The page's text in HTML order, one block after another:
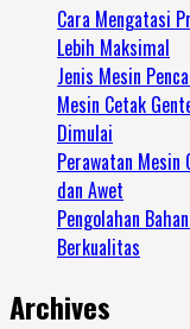
Cara Mengatasi
Lebih Maksimal
Jenis Mesin
Mesin Cetak
Dimulai
Perawatan Mesin
dan Awet
Pengolahan
Berkualitas
Archives